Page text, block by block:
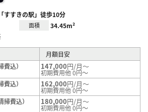
すすきの駅」徒歩10分
面積 34.45m²
月額目安
込）
147,000円/月～
初期費用他 0円～
込）
162,000円/月～
初期費用他 0円～
費込）
180,000円/月～
初期費用他 0円～